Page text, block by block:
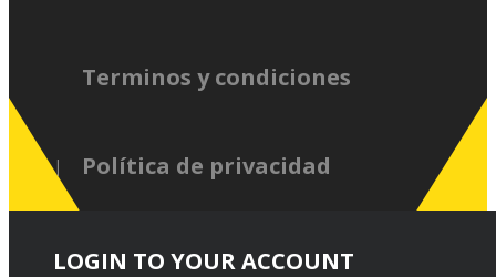
Terminos y condiciones
Política de privacidad
LOGIN TO YOUR ACCOUNT